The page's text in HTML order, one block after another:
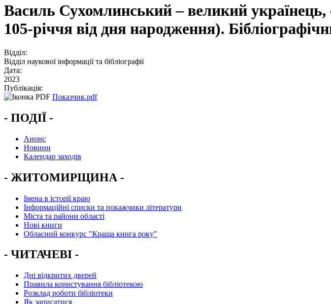
Василь Сухомлинський – великий
105-річчя від дня народження).
Відділ:
Відділ наукової інформації та бібліографіі
Дата:
2023
Публікація:
Показчик.pdf
- ПОДІЇ -
Анонс
Новини
Календар заходів
- ЖИТОМИРЩИНА -
Імена в історії краю
Інформаційні списки та покажчики літератури
Міста та райони області
Нові книги
Обласний конкурс "Краща книга року"
- ЧИТАЧЕВІ -
Дні відкритих дверей
Правила користування бібліотекою
Розклад роботи бібліотеки
Як записатися